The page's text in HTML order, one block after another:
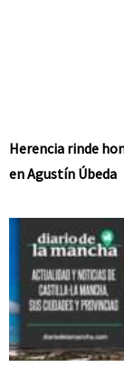
Herencia rinde
en Agustín Úbeda